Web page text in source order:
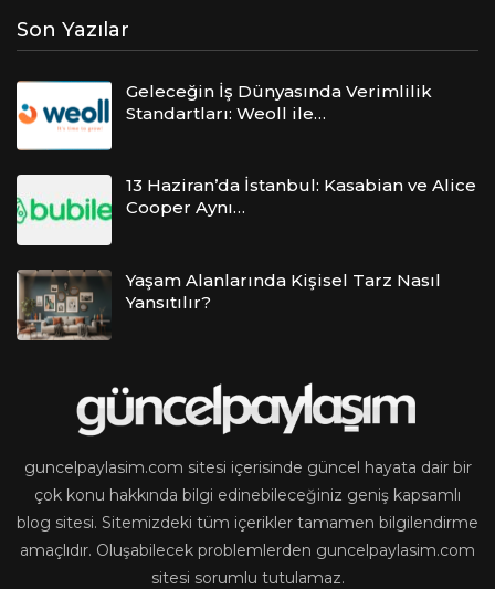
Son Yazılar
Geleceğin İş Dünyasında Verimlilik
Standartları: Weoll ile…
13 Haziran’da İstanbul: Kasabian ve Alice
Cooper Aynı…
Yaşam Alanlarında Kişisel Tarz Nasıl
Yansıtılır?
guncelpaylasim.com sitesi içerisinde güncel hayata dair bir
çok konu hakkında bilgi edinebileceğiniz geniş kapsamlı
blog sitesi. Sitemizdeki tüm içerikler tamamen bilgilendirme
amaçlıdır. Oluşabilecek problemlerden guncelpaylasim.com
sitesi sorumlu tutulamaz.